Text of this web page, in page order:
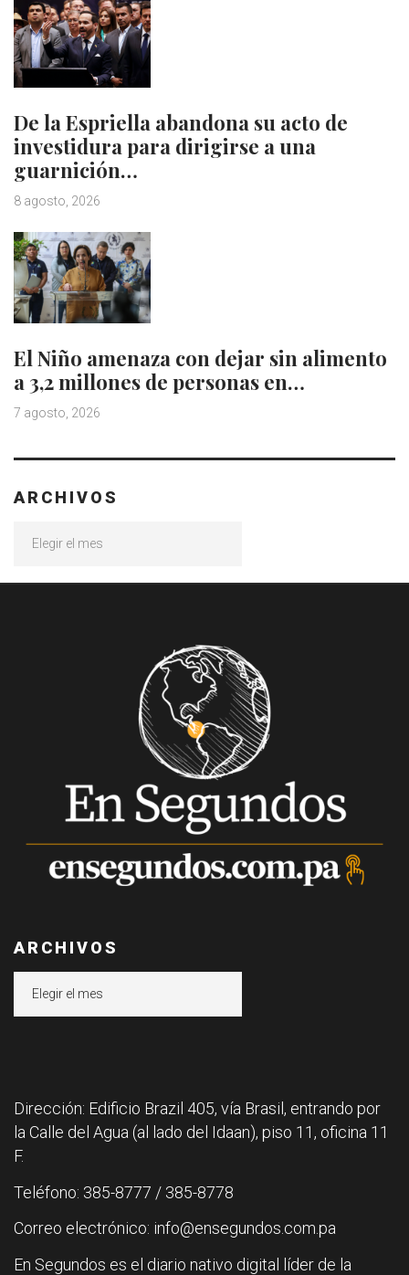
De la Espriella abandona su acto de
investidura para dirigirse a una
guarnición…
8 agosto, 2026
El Niño amenaza con dejar sin alimento
a 3,2 millones de personas en…
7 agosto, 2026
ARCHIVOS
ARCHIVOS
Dirección: Edificio Brazil 405, vía Brasil, entrando por
la Calle del Agua (al lado del Idaan), piso 11, oficina 11
F.
Teléfono: 385-8777 / 385-8778
Correo electrónico: info@ensegundos.com.pa
En Segundos es el diario nativo digital líder de la